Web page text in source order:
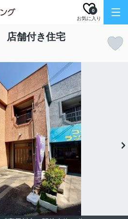
お気に入り
0
店舗付き住宅